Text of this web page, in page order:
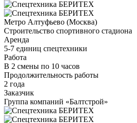
Метро Алтуфьево (Москва)
Строительство спортивного стадиона
Аренда
5-7 единиц спецтехники
Работа
В 2 смены по 10 часов
Продолжительность работы
2 года
Заказчик
Группа компаний «Балтстрой»